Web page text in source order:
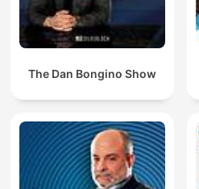
The Dan Bongino Show